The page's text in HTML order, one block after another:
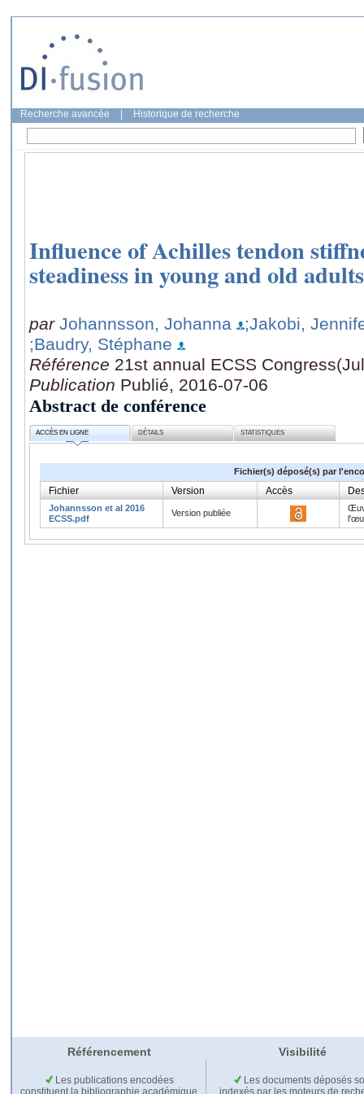
Recherche avancée Historique de recherche
Influence of Achilles tendon
steadiness in young and old adults
par Johannsson, Johanna
;Jakobi,
;Baudry, Stéphane
Référence 21st annual ECSS
Publication Publié, 2016-07-06
Abstract de conférence
ACCÈS EN LIGNE DÉTAILS STATISTIQUES
Fichier(s) déposé(s) par
Fichier Version Accès
Johannsson et al 2016
ECSS.pdf
Version publiée
Référencement Visibilité
Les publications encodées
Les documents déposés